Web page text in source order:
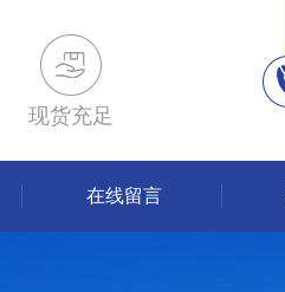
现货充足
在线留言